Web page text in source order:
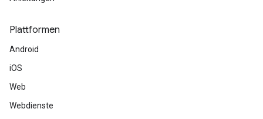
Plattformen
Android
iOS
Web
Webdienste